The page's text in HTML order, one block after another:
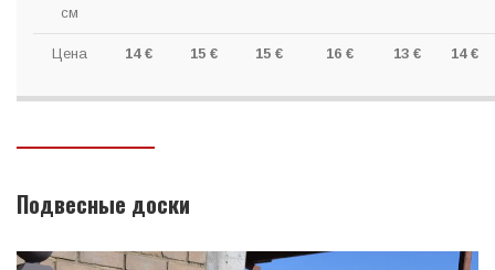
см
Цена 14 € 15 € 15 € 16 € 13 € 14 €
Подвесные доски